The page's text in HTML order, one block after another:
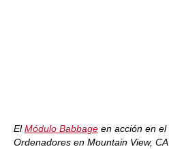
ElMódulo Babbage en acción en
Ordenadores en Mountain View, CA